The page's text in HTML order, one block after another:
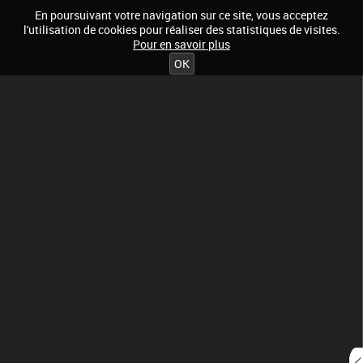
En poursuivant votre navigation sur ce site, vous acceptez
l'utilisation de cookies pour réaliser des statistiques de visites.
Pour en savoir plus
OK